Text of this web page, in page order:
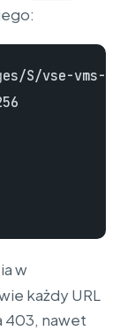
S/vse-
w
każdy URL
403, nawet